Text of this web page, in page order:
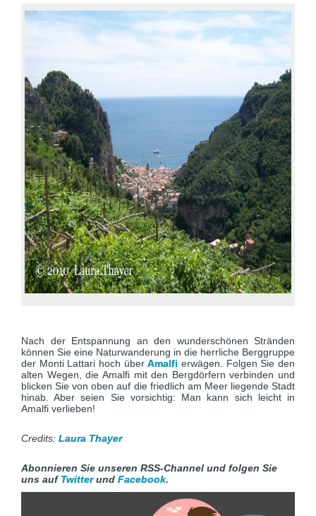
Nach der Entspannung an den wunderschönen Stränden
können Sie eine Naturwanderung in die herrliche Berggruppe
der Monti Lattari hoch überAmalfierwägen. Folgen Sie den
alten Wegen, die Amalfi mit den Bergdörfern verbinden und
blicken Sie von oben auf die friedlich am Meer liegende Stadt
hinab. Aber seien Sie vorsichtig: Man kann sich leicht in
Amalfi verlieben!
Credits: Laura Thayer
Abonnieren Sie unseren RSS-Channel und folgen Sie
uns auf Twitterund Facebook.